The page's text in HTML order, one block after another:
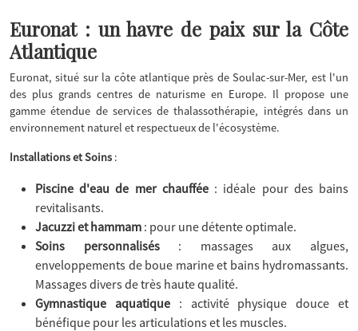
Euronat : un havre de paix sur la Côte
Atlantique
Euronat, situé sur la côte atlantique près de Soulac-sur-Mer, est l'un
des plus grands centres de naturisme en Europe. Il propose une
gamme étendue de services de thalassothérapie, intégrés dans un
environnement naturel et respectueux de l'écosystème.
Installations et Soins :
Piscine d'eau de mer chauffée: idéale pour des bains
revitalisants.
Jacuzzi et hammam : pour une détente optimale.
Soins personnalisés: massages aux algues,
enveloppements de boue marine et bains hydromassants.
Massages divers de très haute qualité.
Gymnastique aquatique: activité physique douce et
bénéfique pour les articulations et les muscles.